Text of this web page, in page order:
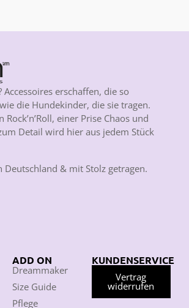
Accessoires erschaffen, die so
die Hundekinder, die sie tragen.
einer Prise Chaos und
Detail wird hier aus jedem Stück
Deutschland & mit Stolz getragen.
ADD ON
Dreammaker
Size Guide
Pflege
KUNDENSERVICE
Vertrag
widerrufen